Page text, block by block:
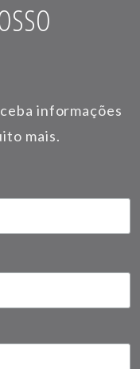
informações
mais.